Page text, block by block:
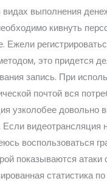
видах выполнения
кивнуть
Ежели
это придется
запись. При
почтой вся
узколобее довольно
Если видеотрансляция
воспользоваться
показываются атаки
статистика